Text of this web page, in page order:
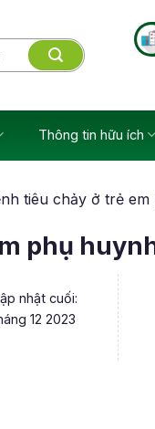
Thông tin hữu ích
tiêu chảy ở trẻ
phụ
nhật cuối:
12 2023